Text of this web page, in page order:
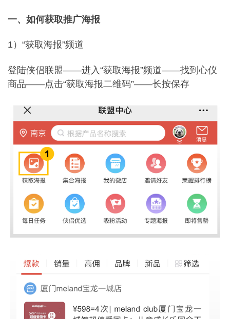
一、如何获取推广海报
1）“获取海报”频道
登陆侠侣联盟——进入“获取海报”频道——找到心仪
商品——点击“获取海报二维码”——长按保存